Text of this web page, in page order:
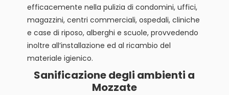
efficacemente nella pulizia di condomini, uffici,
magazzini, centri commerciali, ospedali, cliniche
e case di riposo, alberghi e scuole, provvedendo
inoltre all’installazione ed al ricambio del
materiale igienico.
Sanificazione degli ambienti a
Mozzate